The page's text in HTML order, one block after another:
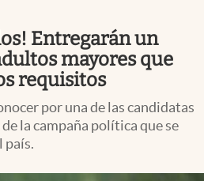
Entregarán un
mayores que
requisitos
por una de las candidatas
la campaña política que se
país.